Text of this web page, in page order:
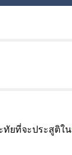
ทัยที่จะประสูติใน